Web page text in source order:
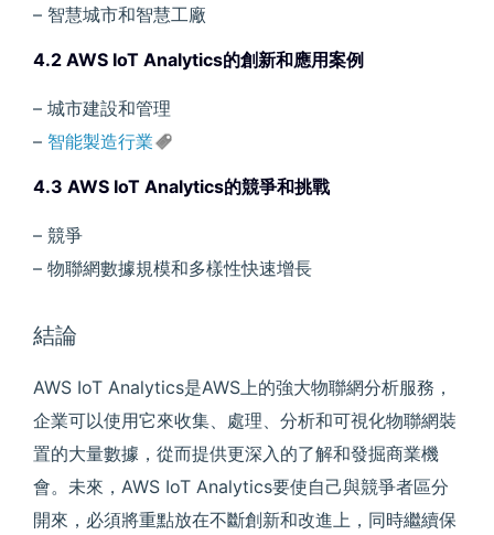
– 智慧城市和智慧工廠
4.2 AWS IoT Analytics的創新和應用案例
– 城市建設和管理
– 智能製造行業
4.3 AWS IoT Analytics的競爭和挑戰
– 競爭
– 物聯網數據規模和多樣性快速增長
結論
AWS IoT Analytics是AWS上的強大物聯網分析服務，
企業可以使用它來收集、處理、分析和可視化物聯網裝
置的大量數據，從而提供更深入的了解和發掘商業機
會。未來，AWS IoT Analytics要使自己與競爭者區分
開來，必須將重點放在不斷創新和改進上，同時繼續保